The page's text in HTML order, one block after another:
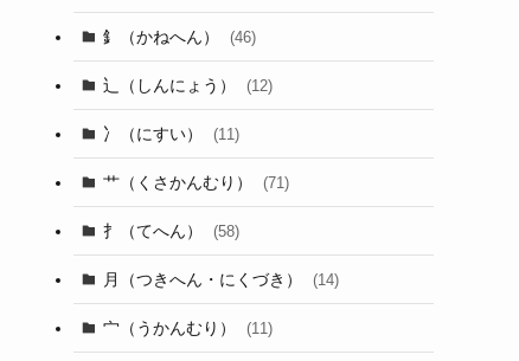
釒（かねへん） (46)
辶（しんにょう） (12)
冫（にすい） (11)
艹（くさかんむり） (71)
扌（てへん） (58)
月（つきへん・にくづき） (14)
宀（うかんむり） (11)